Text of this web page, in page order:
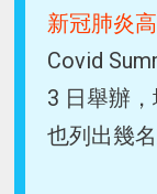
新冠肺炎
Covid
3 日舉辦
也列出幾